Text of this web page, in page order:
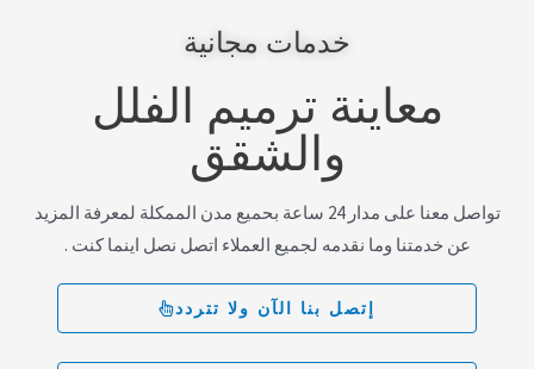
خدمات مجانية
معاينة ترميم الفلل
والشقق
تواصل معنا على مدار 24 ساعة بحميع مدن الممكلة لمعرفة المزيد
عن خدمتنا وما نقدمه لجميع العملاء اتصل نصل اينما كنت .
إتصل بنا الآن ولا تتردد